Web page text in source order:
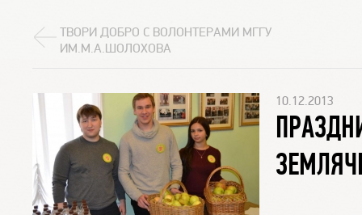
ТВОРИ ДОБРО С ВОЛОНТЕРАМИ МГГУ
ИМ.М.А.ШОЛОХОВА
10.12.2013